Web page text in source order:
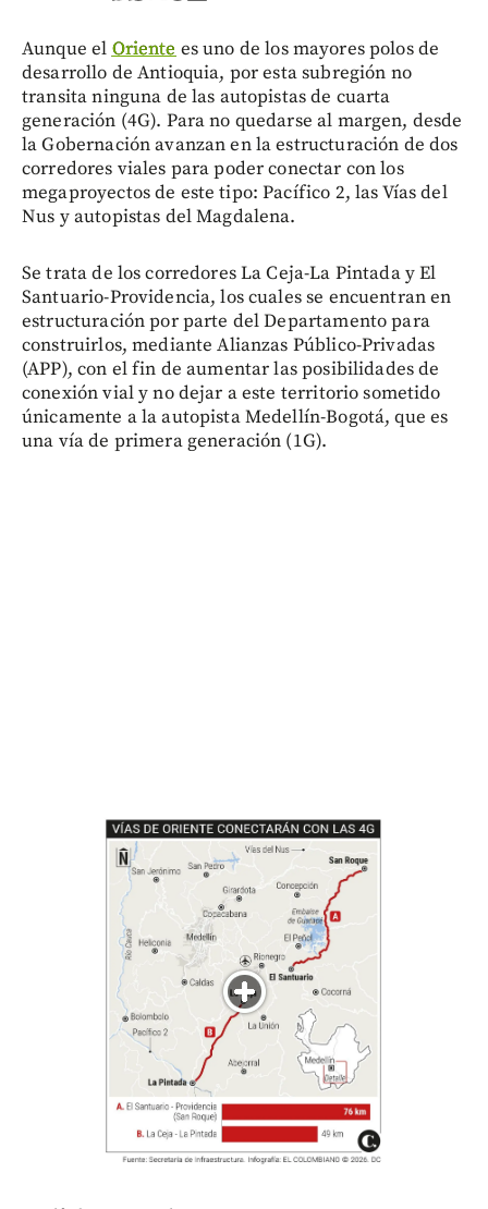
Aunque el Oriente es uno de los mayores polos de
desarrollo de Antioquia, por esta subregión no
transita ninguna de las autopistas de cuarta
generación (4G). Para no quedarse al margen, desde
la Gobernación avanzan en la estructuración de dos
corredores viales para poder conectar con los
megaproyectos de este tipo: Pacífico 2, las Vías del
Nus y autopistas del Magdalena.
Se trata de los corredores La Ceja-La Pintada y El
Santuario-Providencia, los cuales se encuentran en
estructuración por parte del Departamento para
construirlos, mediante Alianzas Público-Privadas
(APP), con el fin de aumentar las posibilidades de
conexión vial y no dejar a este territorio sometido
únicamente a la autopista Medellín-Bogotá, que es
una vía de primera generación (1G).